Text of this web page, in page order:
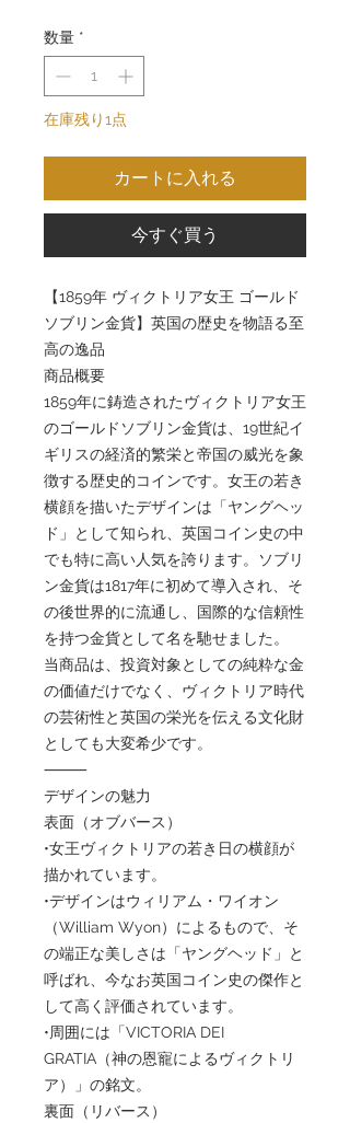
数量 *
在庫残り1点
カートに入れる
今すぐ買う
【1859年 ヴィクトリア女王 ゴールド
ソブリン金貨】英国の歴史を物語る至
高の逸品
商品概要
1859年に鋳造されたヴィクトリア女王
のゴールドソブリン金貨は、19世紀イ
ギリスの経済的繁栄と帝国の威光を象
徴する歴史的コインです。女王の若き
横顔を描いたデザインは「ヤングヘッ
ド」として知られ、英国コイン史の中
でも特に高い人気を誇ります。ソブリ
ン金貨は1817年に初めて導入され、そ
の後世界的に流通し、国際的な信頼性
を持つ金貨として名を馳せました。
当商品は、投資対象としての純粋な金
の価値だけでなく、ヴィクトリア時代
の芸術性と英国の栄光を伝える文化財
としても大変希少です。
⸻
デザインの魅力
表面（オブバース）
•女王ヴィクトリアの若き日の横顔が
描かれています。
•デザインはウィリアム・ワイオン
（William Wyon）によるもので、そ
の端正な美しさは「ヤングヘッド」と
呼ばれ、今なお英国コイン史の傑作と
して高く評価されています。
•周囲には「VICTORIA DEI
GRATIA（神の恩寵によるヴィクトリ
ア）」の銘文。
裏面（リバース）